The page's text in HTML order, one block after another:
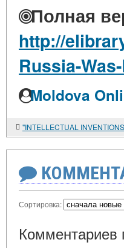
Полная
http://
Russia-
Moldova
"INTELLECTUAL
Сортировка:
Комментариев